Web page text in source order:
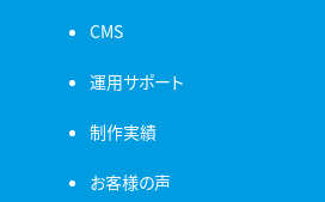
CMS
運用サポート
制作実績
お客様の声